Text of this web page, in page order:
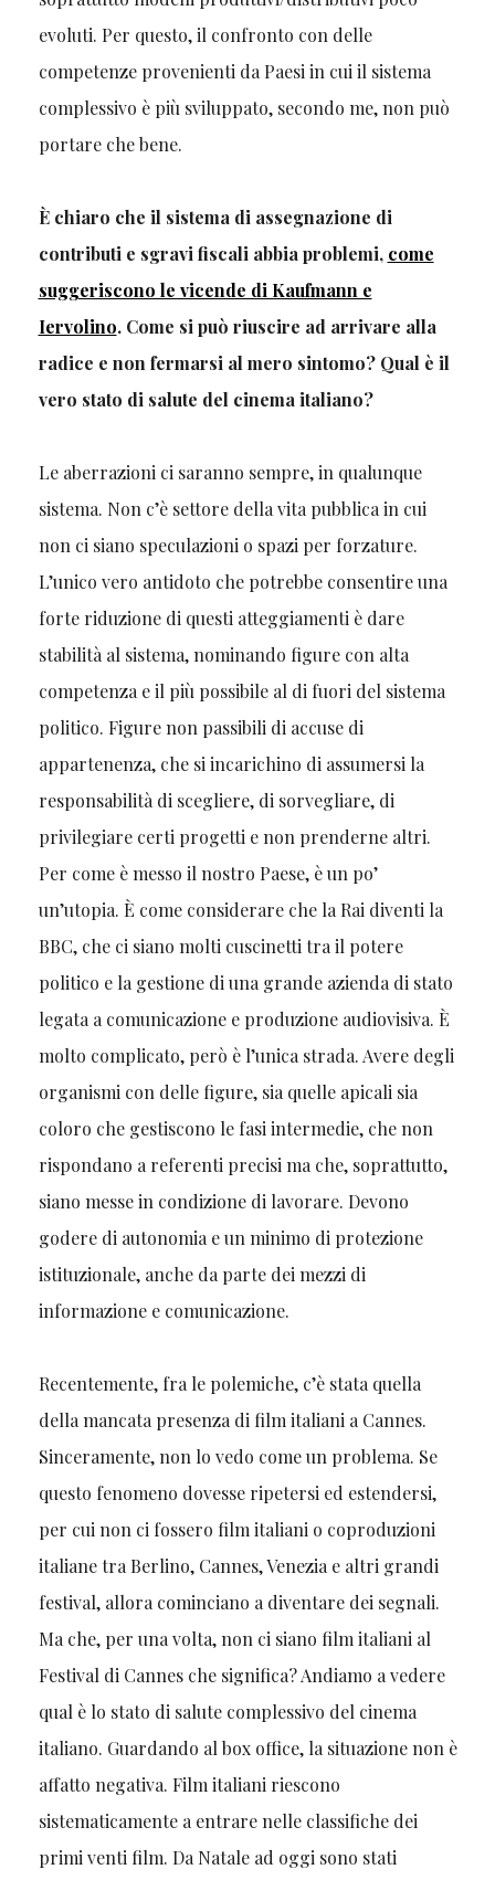
evoluti. Per questo, il confronto con delle
competenze provenienti da Paesi in cui il sistema
complessivo è più sviluppato, secondo me, non può
portare che bene.
È chiaro che il sistema di assegnazione di
contributi e sgravi fiscali abbia problemi, come
suggeriscono le vicende di Kaufmann e
Iervolino. Come si può riuscire ad arrivare alla
radice e non fermarsi al mero sintomo? Qual è il
vero stato di salute del cinema italiano?
Le aberrazioni ci saranno sempre, in qualunque
sistema. Non c’è settore della vita pubblica in cui
non ci siano speculazioni o spazi per forzature.
L’unico vero antidoto che potrebbe consentire una
forte riduzione di questi atteggiamenti è dare
stabilità al sistema, nominando figure con alta
competenza e il più possibile al di fuori del sistema
politico. Figure non passibili di accuse di
appartenenza, che si incarichino di assumersi la
responsabilità di scegliere, di sorvegliare, di
privilegiare certi progetti e non prenderne altri.
Per come è messo il nostro Paese, è un po’
un’utopia. È come considerare che la Rai diventi la
BBC, che ci siano molti cuscinetti tra il potere
politico e la gestione di una grande azienda di stato
legata a comunicazione e produzione audiovisiva. È
molto complicato, però è l’unica strada. Avere degli
organismi con delle figure, sia quelle apicali sia
coloro che gestiscono le fasi intermedie, che non
rispondano a referenti precisi ma che, soprattutto,
siano messe in condizione di lavorare. Devono
godere di autonomia e un minimo di protezione
istituzionale, anche da parte dei mezzi di
informazione e comunicazione.
Recentemente, fra le polemiche, c’è stata quella
della mancata presenza di film italiani a Cannes.
Sinceramente, non lo vedo come un problema. Se
questo fenomeno dovesse ripetersi ed estendersi,
per cui non ci fossero film italiani o coproduzioni
italiane tra Berlino, Cannes, Venezia e altri grandi
festival, allora cominciano a diventare dei segnali.
Ma che, per una volta, non ci siano film italiani al
Festival di Cannes che significa? Andiamo a vedere
qual è lo stato di salute complessivo del cinema
italiano. Guardando al box office, la situazione non è
affatto negativa. Film italiani riescono
sistematicamente a entrare nelle classifiche dei
primi venti film. Da Natale ad oggi sono stati